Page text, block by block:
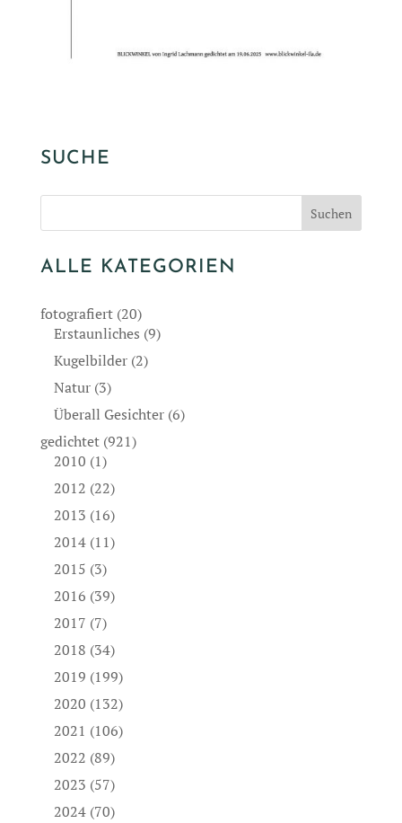
SUCHE
ALLE KATEGORIEN
fotografiert(20)
Erstaunliches (9)
Kugelbilder(2)
Natur(3)
Überall Gesichter(6)
gedichtet(921)
2010 (1)
2012 (22)
2013 (16)
2014(11)
2015 (3)
2016 (39)
2017 (7)
2018 (34)
2019 (199)
2020 (132)
2021 (106)
2022 (89)
2023 (57)
2024(70)